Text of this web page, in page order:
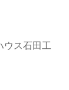
ウス石田工